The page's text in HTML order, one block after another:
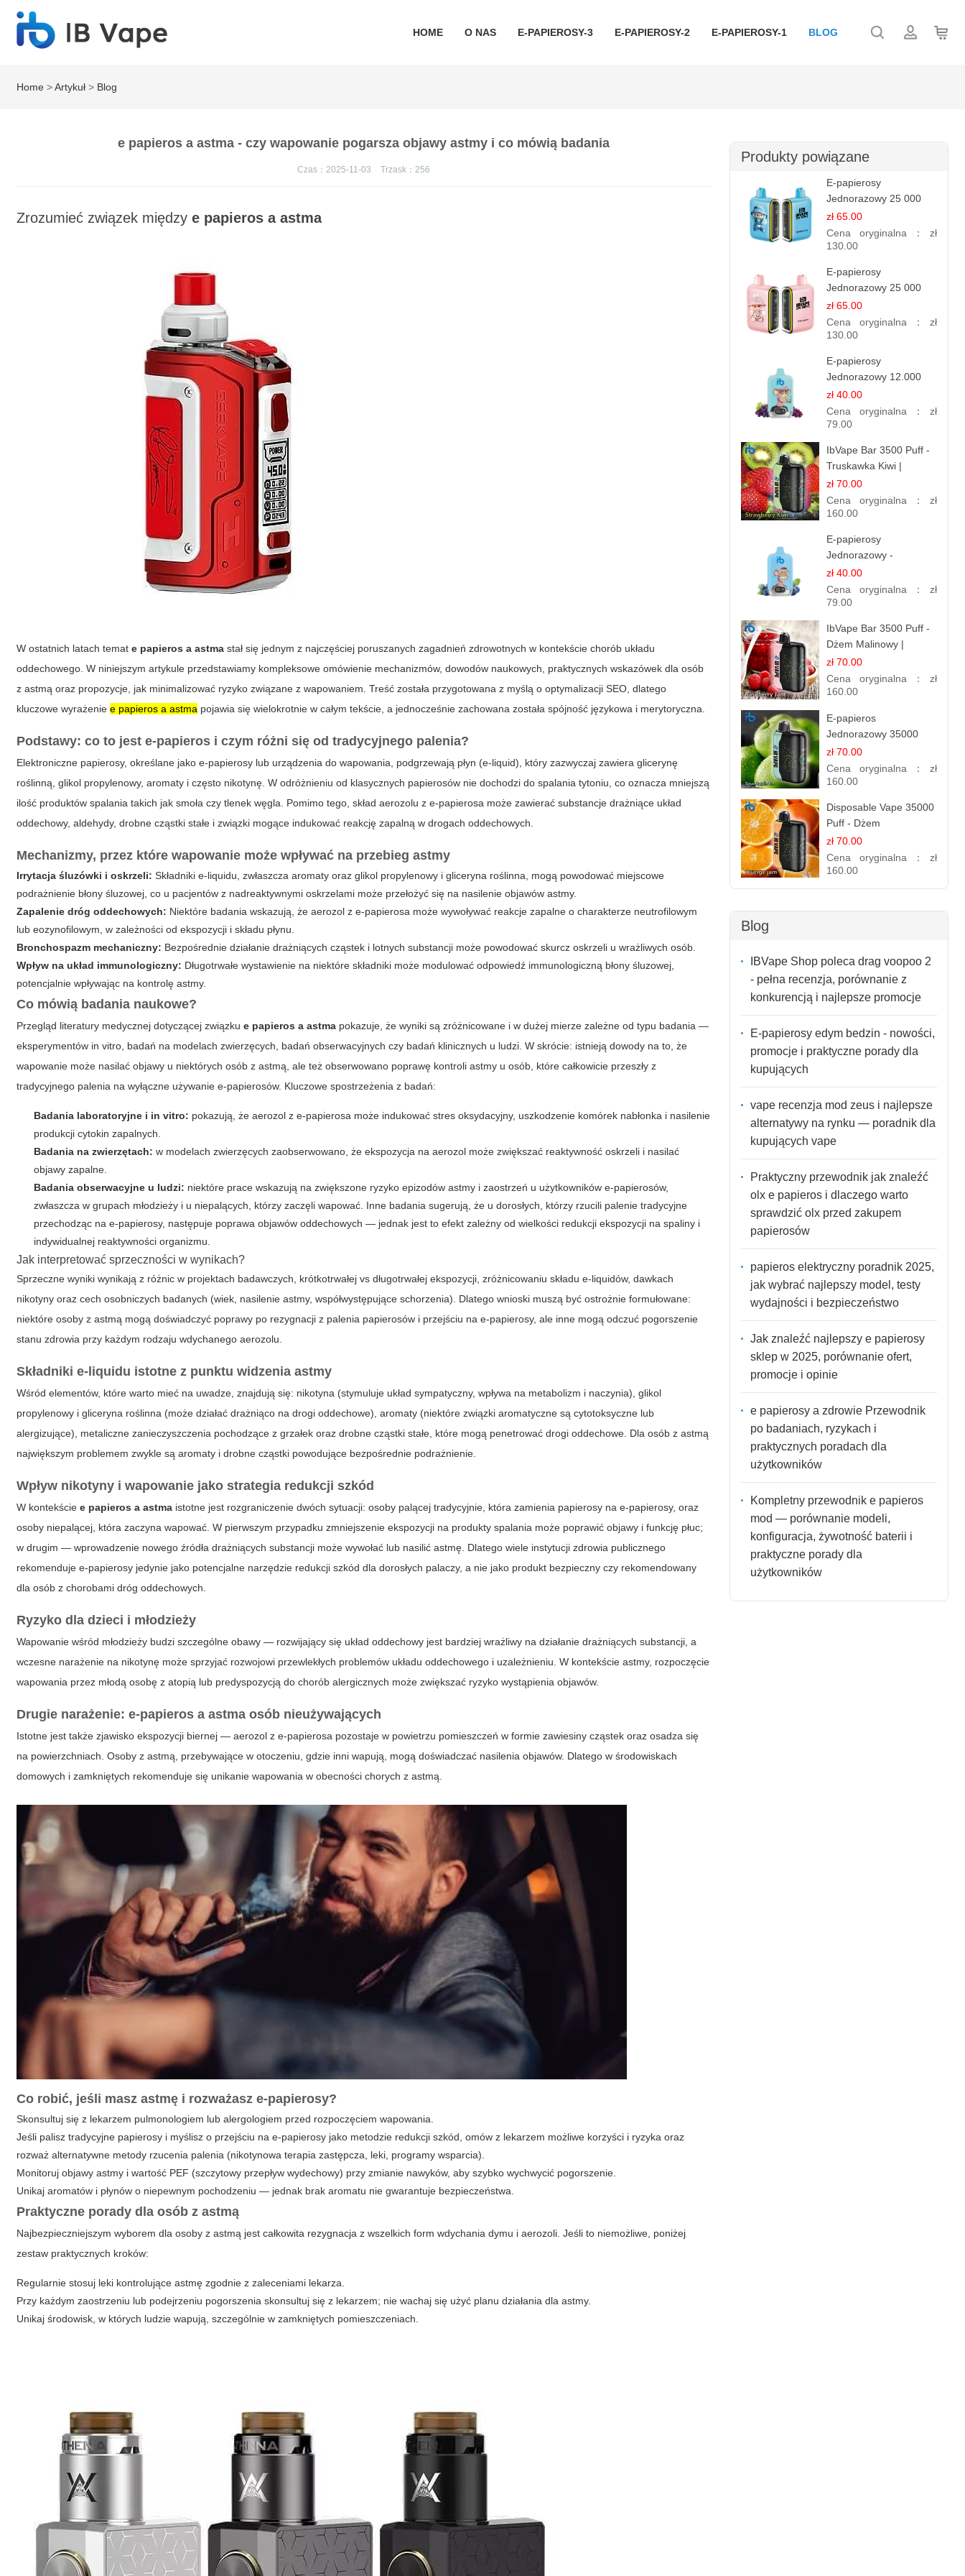
HOME O NAS E-PAPIEROSY-3 E-PAPIEROSY-2 E-PAPIEROSY-1 BLOG
Home >Artykuł > Blog
e papieros a astma - czy wapowanie pogarsza objawy astmy i co mówią badania
Czas：2025-11-03 Trzask：256
Zrozumieć związek międzye papieros a astma
W ostatnich latach temate papieros a astma stał się jednym z najczęściej poruszanych zagadnień zdrowotnych w kontekście chorób układu
oddechowego. W niniejszym artykule przedstawiamy kompleksowe omówienie mechanizmów, dowodów naukowych, praktycznych wskazówek dla osób
z astmą oraz propozycje, jak minimalizować ryzyko związane z wapowaniem. Treść została przygotowana z myślą o optymalizacji SEO, dlatego
kluczowe wyrażeniee papieros a astma pojawia się wielokrotnie w całym tekście, a jednocześnie zachowana została spójność językowa i merytoryczna.
Podstawy: co to jest e-papieros i czym różni się od tradycyjnego palenia?
Elektroniczne papierosy, określane jako e-papierosy lub urządzenia do wapowania, podgrzewają płyn (e-liquid), który zazwyczaj zawiera glicerynę
roślinną, glikol propylenowy, aromaty i często nikotynę. W odróżnieniu od klasycznych papierosów nie dochodzi do spalania tytoniu, co oznacza mniejszą
ilość produktów spalania takich jak smoła czy tlenek węgla. Pomimo tego, skład aerozolu z e-papierosa może zawierać substancje drażniące układ
oddechowy, aldehydy, drobne cząstki stałe i związki mogące indukować reakcję zapalną w drogach oddechowych.
Mechanizmy, przez które wapowanie może wpływać na przebieg astmy
Irrytacja śluzówki i oskrzeli: Składniki e-liquidu, zwłaszcza aromaty oraz glikol propylenowy i gliceryna roślinna, mogą powodować miejscowe
podrażnienie błony śluzowej, co u pacjentów z nadreaktywnymi oskrzelami może przełożyć się na nasilenie objawów astmy.
Zapalenie dróg oddechowych: Niektóre badania wskazują, że aerozol z e-papierosa może wywoływać reakcje zapalne o charakterze neutrofilowym
lub eozynofilowym, w zależności od ekspozycji i składu płynu.
Bronchospazm mechaniczny: Bezpośrednie działanie drażniących cząstek i lotnych substancji może powodować skurcz oskrzeli u wrażliwych osób.
Wpływ na układ immunologiczny: Długotrwałe wystawienie na niektóre składniki może modulować odpowiedź immunologiczną błony śluzowej,
potencjalnie wpływając na kontrolę astmy.
Co mówią badania naukowe?
Przegląd literatury medycznej dotyczącej związkue papieros a astma pokazuje, że wyniki są zróżnicowane i w dużej mierze zależne od typu badania —
eksperymentów in vitro, badań na modelach zwierzęcych, badań obserwacyjnych czy badań klinicznych u ludzi. W skrócie: istnieją dowody na to, że
wapowanie może nasilać objawy u niektórych osób z astmą, ale też obserwowano poprawę kontroli astmy u osób, które całkowicie przeszły z
tradycyjnego palenia na wyłączne używanie e-papierosów. Kluczowe spostrzeżenia z badań:
Badania laboratoryjne i in vitro: pokazują, że aerozol z e-papierosa może indukować stres oksydacyjny, uszkodzenie komórek nabłonka i nasilenie
produkcji cytokin zapalnych.
Badania na zwierzętach: w modelach zwierzęcych zaobserwowano, że ekspozycja na aerozol może zwiększać reaktywność oskrzeli i nasilać
objawy zapalne.
Badania obserwacyjne u ludzi: niektóre prace wskazują na zwiększone ryzyko epizodów astmy i zaostrzeń u użytkowników e-papierosów,
zwłaszcza w grupach młodzieży i u niepalących, którzy zaczęli wapować. Inne badania sugerują, że u dorosłych, którzy rzucili palenie tradycyjne
przechodząc na e-papierosy, następuje poprawa objawów oddechowych — jednak jest to efekt zależny od wielkości redukcji ekspozycji na spaliny i
indywidualnej reaktywności organizmu.
Jak interpretować sprzeczności w wynikach?
Sprzeczne wyniki wynikają z różnic w projektach badawczych, krótkotrwałej vs długotrwałej ekspozycji, zróżnicowaniu składu e-liquidów, dawkach
nikotyny oraz cech osobniczych badanych (wiek, nasilenie astmy, współwystępujące schorzenia). Dlatego wnioski muszą być ostrożnie formułowane:
niektóre osoby z astmą mogą doświadczyć poprawy po rezygnacji z palenia papierosów i przejściu na e-papierosy, ale inne mogą odczuć pogorszenie
stanu zdrowia przy każdym rodzaju wdychanego aerozolu.
Składniki e-liquidu istotne z punktu widzenia astmy
Wśród elementów, które warto mieć na uwadze, znajdują się: nikotyna (stymuluje układ sympatyczny, wpływa na metabolizm i naczynia), glikol
propylenowy i gliceryna roślinna (może działać drażniąco na drogi oddechowe), aromaty (niektóre związki aromatyczne są cytotoksyczne lub
alergizujące), metaliczne zanieczyszczenia pochodzące z grzałek oraz drobne cząstki stałe, które mogą penetrować drogi oddechowe. Dla osób z astmą
największym problemem zwykle są aromaty i drobne cząstki powodujące bezpośrednie podrażnienie.
Wpływ nikotyny i wapowanie jako strategia redukcji szkód
W kontekściee papieros a astma istotne jest rozgraniczenie dwóch sytuacji: osoby palącej tradycyjnie, która zamienia papierosy na e-papierosy, oraz
osoby niepalącej, która zaczyna wapować. W pierwszym przypadku zmniejszenie ekspozycji na produkty spalania może poprawić objawy i funkcję płuc;
w drugim — wprowadzenie nowego źródła drażniących substancji może wywołać lub nasilić astmę. Dlatego wiele instytucji zdrowia publicznego
rekomenduje e-papierosy jedynie jako potencjalne narzędzie redukcji szkód dla dorosłych palaczy, a nie jako produkt bezpieczny czy rekomendowany
dla osób z chorobami dróg oddechowych.
Ryzyko dla dzieci i młodzieży
Wapowanie wśród młodzieży budzi szczególne obawy — rozwijający się układ oddechowy jest bardziej wrażliwy na działanie drażniących substancji, a
wczesne narażenie na nikotynę może sprzyjać rozwojowi przewlekłych problemów układu oddechowego i uzależnieniu. W kontekście astmy, rozpoczęcie
wapowania przez młodą osobę z atopią lub predyspozycją do chorób alergicznych może zwiększać ryzyko wystąpienia objawów.
Drugie narażenie: e-papieros a astma osób nieużywających
Istotne jest także zjawisko ekspozycji biernej — aerozol z e-papierosa pozostaje w powietrzu pomieszczeń w formie zawiesiny cząstek oraz osadza się
na powierzchniach. Osoby z astmą, przebywające w otoczeniu, gdzie inni wapują, mogą doświadczać nasilenia objawów. Dlatego w środowiskach
domowych i zamkniętych rekomenduje się unikanie wapowania w obecności chorych z astmą.
Co robić, jeśli masz astmę i rozważasz e-papierosy?
Skonsultuj się z lekarzem pulmonologiem lub alergologiem przed rozpoczęciem wapowania.
Jeśli palisz tradycyjne papierosy i myślisz o przejściu na e-papierosy jako metodzie redukcji szkód, omów z lekarzem możliwe korzyści i ryzyka oraz
rozważ alternatywne metody rzucenia palenia (nikotynowa terapia zastępcza, leki, programy wsparcia).
Monitoruj objawy astmy i wartość PEF (szczytowy przepływ wydechowy) przy zmianie nawyków, aby szybko wychwycić pogorszenie.
Unikaj aromatów i płynów o niepewnym pochodzeniu — jednak brak aromatu nie gwarantuje bezpieczeństwa.
Praktyczne porady dla osób z astmą
Najbezpieczniejszym wyborem dla osoby z astmą jest całkowita rezygnacja z wszelkich form wdychania dymu i aerozoli. Jeśli to niemożliwe, poniżej
zestaw praktycznych kroków:
Regularnie stosuj leki kontrolujące astmę zgodnie z zaleceniami lekarza.
Przy każdym zaostrzeniu lub podejrzeniu pogorszenia skonsultuj się z lekarzem; nie wachaj się użyć planu działania dla astmy.
Unikaj środowisk, w których ludzie wapują, szczególnie w zamkniętych pomieszczeniach.
Produkty powiązane
E-papierosy
Jednorazowy 25 000
Puff - Lody Jagodowe |
Kremowy Smak
zł 65.00
Cena oryginalna： zł
130.00
E-papierosy
Jednorazowy 25 000
Puff - Różowa Cytryna |
Orzeźwiający Owoc
zł 65.00
Cena oryginalna： zł
130.00
E-papierosy
Jednorazowy 12.000
Puff - Porzeczka
Winogronowa |
Owocowa Moc
zł 40.00
Cena oryginalna： zł
79.00
IbVape Bar 3500 Puff -
Truskawka Kiwi |
Jednorazowy E-
papieros
zł 70.00
Cena oryginalna： zł
160.00
E-papierosy
Jednorazowy -
Niebieski Razz Lód
1.2% Nikotyny | Mocne
Doznania
zł 40.00
Cena oryginalna： zł
79.00
IbVape Bar 3500 Puff -
Dżem Malinowy |
Jednorazowy E-
papieros
zł 70.00
Cena oryginalna： zł
160.00
E-papieros
Jednorazowy 35000
Puff - Kwaśne Lody
Jabłkowe
zł 70.00
Cena oryginalna： zł
160.00
Disposable Vape 35000
Puff - Dżem
Pomarańczowy | IBvape
zł 70.00
Cena oryginalna： zł
160.00
Blog
IBVape Shop poleca drag voopoo 2
- pełna recenzja, porównanie z
konkurencją i najlepsze promocje
E-papierosy edym bedzin - nowości,
promocje i praktyczne porady dla
kupujących
vape recenzja mod zeus i najlepsze
alternatywy na rynku — poradnik dla
kupujących vape
Praktyczny przewodnik jak znaleźć
olx e papieros i dlaczego warto
sprawdzić olx przed zakupem
papierosów
papieros elektryczny poradnik 2025,
jak wybrać najlepszy model, testy
wydajności i bezpieczeństwo
Jak znaleźć najlepszy e papierosy
sklep w 2025, porównanie ofert,
promocje i opinie
e papierosy a zdrowie Przewodnik
po badaniach, ryzykach i
praktycznych poradach dla
użytkowników
Kompletny przewodnik e papieros
mod — porównanie modeli,
konfiguracja, żywotność baterii i
praktyczne porady dla
użytkowników